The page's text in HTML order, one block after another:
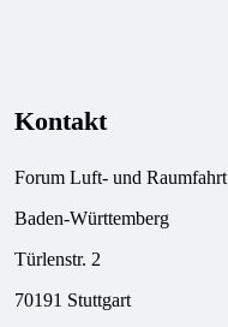
Kontakt
Forum Luft- und Raumfahrt
Baden-Württemberg
Türlenstr. 2
70191 Stuttgart